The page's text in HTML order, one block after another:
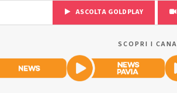
ASCOLTA GOLDPLAY
SCOPRI I